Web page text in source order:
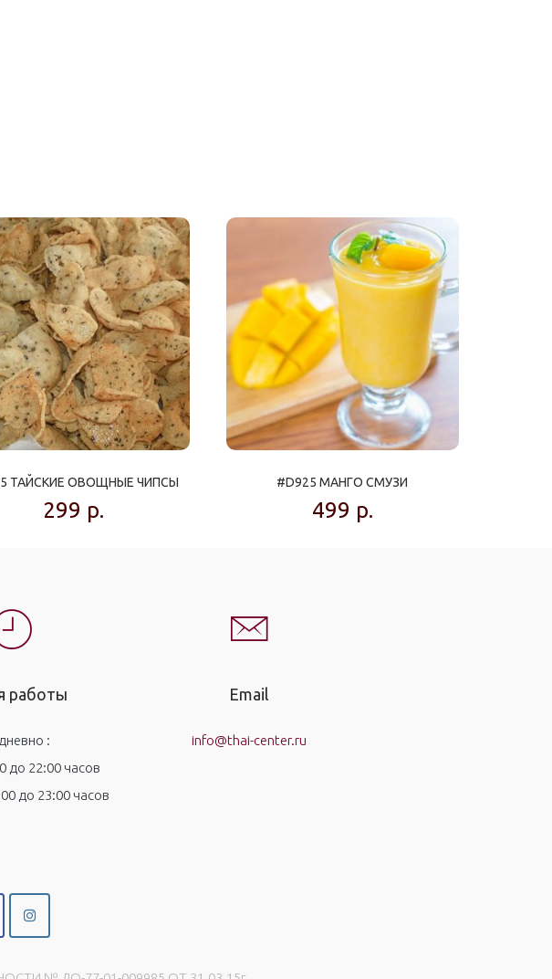
ТАЙСКИЕ ОВОЩНЫЕ ЧИПСЫ
299 р.
#D925 МАНГО СМУЗИ
499 р.
работы
:
до 22:00 часов
до 23:00 часов
Email
info@thai-center.ru